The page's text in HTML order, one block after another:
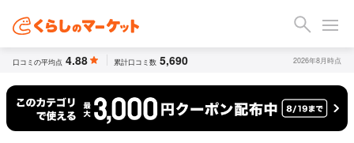
口コミの平均点 4.88 累計口コミ数 5,690 2026年8月時点